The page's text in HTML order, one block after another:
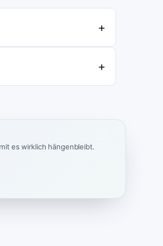
es wirklich hängenbleibt.